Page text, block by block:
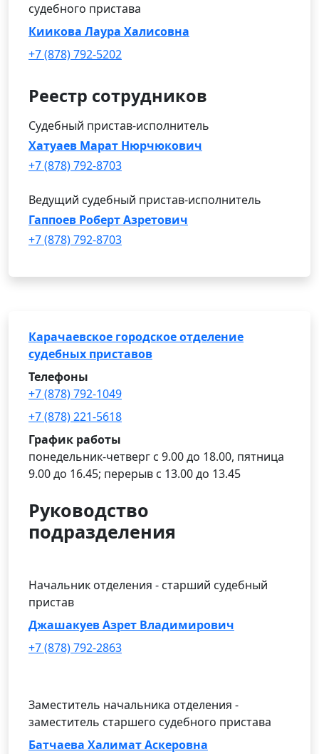
судебного пристава
Киикова Лаура Халисовна
+7 (878) 792-5202
Реестр сотрудников
Судебный пристав-исполнитель
Хатуаев Марат Нюрчюкович
+7 (878) 792-8703
Ведущий судебный пристав-исполнитель
Гаппоев Роберт Азретович
+7 (878) 792-8703
Карачаевское городское отделение
судебных приставов
Телефоны
+7 (878) 792-1049
+7 (878) 221-5618
График работы
понедельник-четверг с 9.00 до 18.00, пятница
9.00 до 16.45; перерыв с 13.00 до 13.45
Руководство
подразделения
Начальник отделения - старший судебный
пристав
Джашакуев Азрет Владимирович
+7 (878) 792-2863
Заместитель начальника отделения -
заместитель старшего судебного пристава
Батчаева Халимат Аскеровна